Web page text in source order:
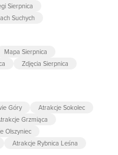
Sierpnica
Suchych
Mapa Sierpnica
Zdjęcia Sierpnica
Góry
Atrakcje Sokolec
Grzmiąca
Olszyniec
Atrakcje Rybnica Leśna